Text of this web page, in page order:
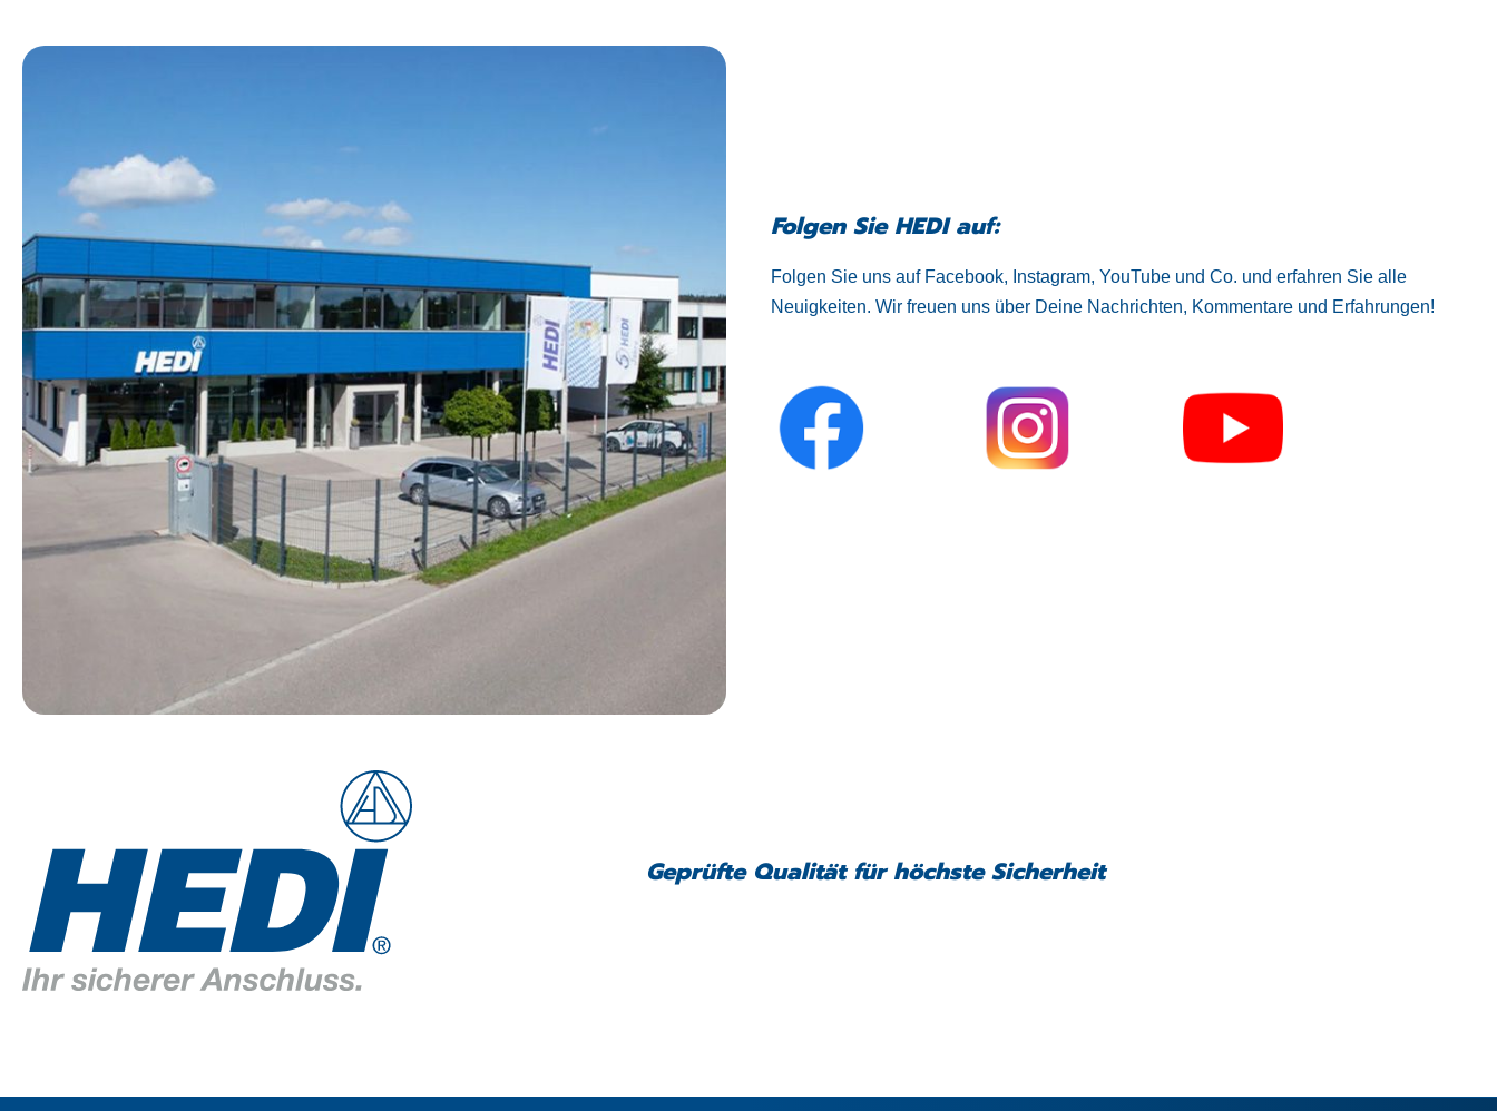
Folgen Sie HEDI auf:
Folgen Sie uns auf Facebook, Instagram, YouTube und Co. und erfahren Sie alle
Neuigkeiten. Wir freuen uns über Deine Nachrichten, Kommentare und Erfahrungen!
Geprüfte Qualität für höchste Sicherheit